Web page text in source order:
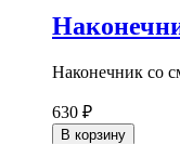
Наконечник со
630 ₽
В корзину